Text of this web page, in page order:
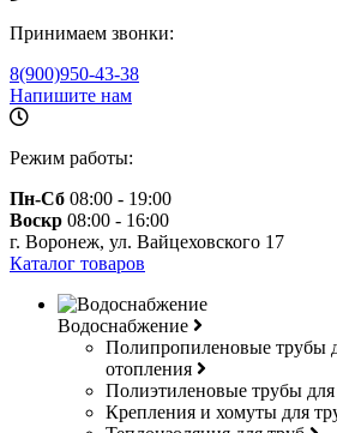
Принимаем звонки:
8(900)950-43-38
Напишите нам
Режим работы:
Пн-Сб 08:00 - 19:00
Воскр 08:00 - 16:00
г. Воронеж, ул. Вайцеховского 17
Каталог товаров
Водоснабжение
Полипропиленовые трубы
отопления
Полиэтиленовые трубы для
Крепления и хомуты для